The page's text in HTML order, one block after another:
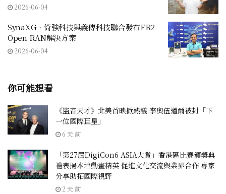
2026-06-04
SynaXG、倚強科技與義傳科技聯合發布FR2
Open RAN解決方案
2026-06-04
你可能想看
《盜音天才》北美首映掀熱議 李奧伍道爾被封「下
一位國際巨星」
6 天 前
「第27屆DigiCon6 ASIA大賞」香港區比賽頒獎典
禮表揚本地動畫精英 促進文化交流與業界合作 專家
分享助拓國際視野
2 天 前